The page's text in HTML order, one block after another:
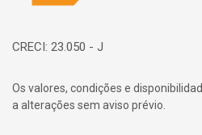
CRECI: 23.050 - J
Os valores, condições e
a alterações sem aviso prévio.